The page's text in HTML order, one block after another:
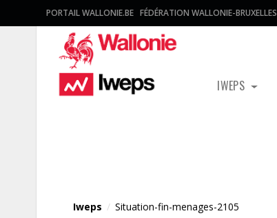
PORTAIL WALLONIE.BE FÉDÉRATION WALLONIE-BRUXELLES
IWEPS
Iweps / Situation-fin-menages-2105